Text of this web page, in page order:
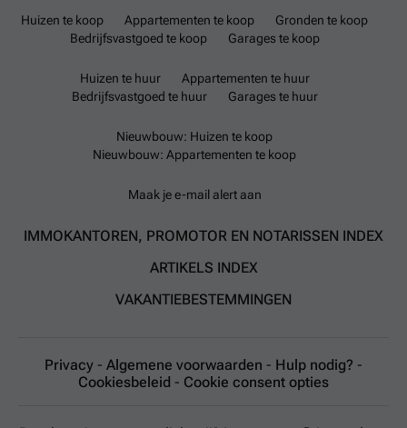
Huizen te koop Appartementen te koop
Gronden te koop
Bedrijfsvastgoed te koop
Garages te koop
Huizen te huur
Appartementen te huur
Bedrijfsvastgoed te huur
Garages te huur
Nieuwbouw: Huizen te koop
Nieuwbouw: Appartementen te koop
Maak je e-mail alert aan
IMMOKANTOREN, PROMOTOR EN NOTARISSEN INDEX
ARTIKELS INDEX
VAKANTIEBESTEMMINGEN
Privacy - Algemene voorwaarden - Hulp nodig? -
Cookiesbeleid - Cookie consent opties